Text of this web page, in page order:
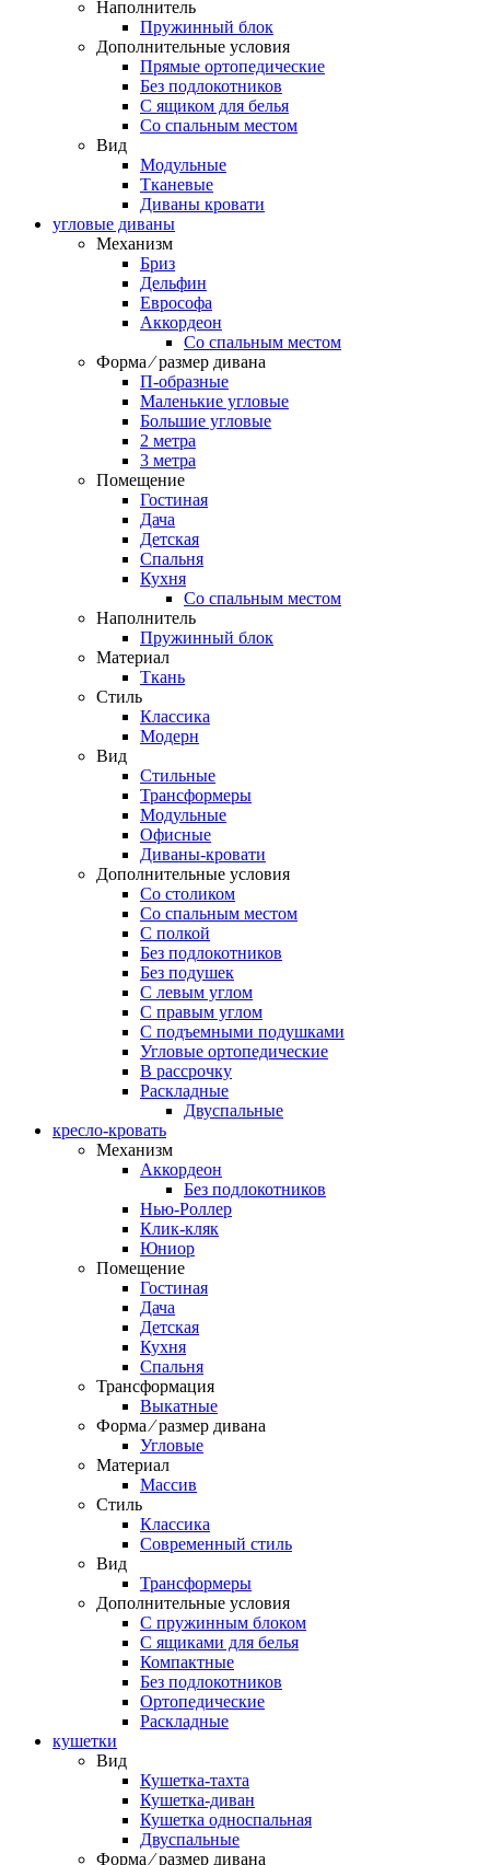
Наполнитель
Пружинный блок
Дополнительные условия
Прямые ортопедические
Без подлокотников
С ящиком для белья
Со спальным местом
Вид
Модульные
Тканевые
Диваны кровати
угловые диваны
Механизм
Бриз
Дельфин
Еврософа
Аккордеон
Со спальным местом
Форма ⁄ размер дивана
П-образные
Маленькие угловые
Большие угловые
2 метра
3 метра
Помещение
Гостиная
Дача
Детская
Спальня
Кухня
Со спальным местом
Наполнитель
Пружинный блок
Материал
Ткань
Стиль
Классика
Модерн
Вид
Стильные
Трансформеры
Модульные
Офисные
Диваны-кровати
Дополнительные условия
Со столиком
Со спальным местом
С полкой
Без подлокотников
Без подушек
C левым углом
C правым углом
С подъемными подушками
Угловые ортопедические
В рассрочку
Раскладные
Двуспальные
кресло-кровать
Механизм
Аккордеон
Без подлокотников
Нью-Роллер
Клик-кляк
Юниор
Помещение
Гостиная
Дача
Детская
Кухня
Спальня
Трансформация
Выкатные
Форма ⁄ размер дивана
Угловые
Материал
Массив
Стиль
Классика
Современный стиль
Вид
Трансформеры
Дополнительные условия
С пружинным блоком
С ящиками для белья
Компактные
Без подлокотников
Ортопедические
Раскладные
кушетки
Вид
Кушетка-тахта
Кушетка-диван
Кушетка односпальная
Двуспальные
Форма ⁄ размер дивана